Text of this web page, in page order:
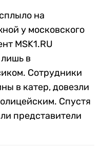
на
у московского
MSK1.RU
в
Сотрудники
в катер, довезли
Спустя
представители